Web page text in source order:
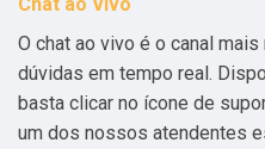
O chat ao vivo é o canal
dúvidas em tempo real.
basta clicar no ícone de
um dos nossos atendentes